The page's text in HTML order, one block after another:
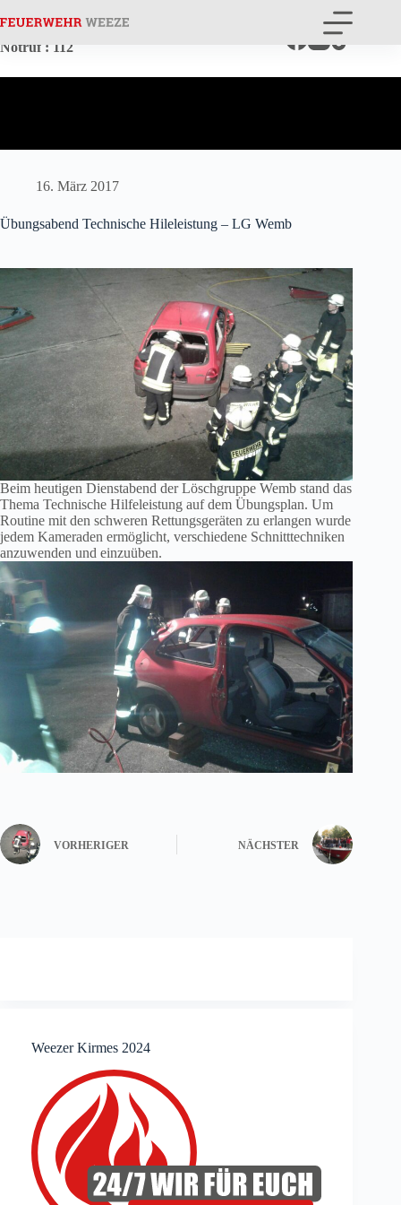
Inhalt
Notruf : 112
16. März 2017
Übungsabend Technische Hileleistung – LG Wemb
Beim heutigen Dienstabend der Löschgruppe Wemb stand das
Thema Technische Hilfeleistung auf dem Übungsplan. Um
Routine mit den schweren Rettungsgeräten zu erlangen wurde
jedem Kameraden ermöglicht, verschiedene Schnitttechniken
anzuwenden und einzuüben.
VORHERIGER NÄCHSTER
Weezer Kirmes 2024